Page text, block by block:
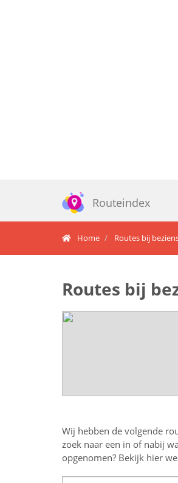
Routeindex
Home Routes bij
Routes bij
Wij hebben de volgende
zoek naar een in of nabij
opgenomen? Bekijk hier